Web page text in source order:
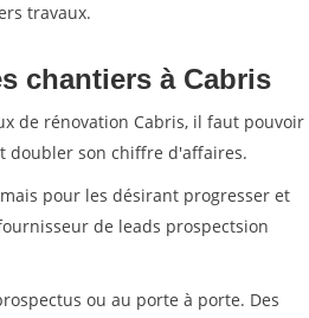
travaux.
chantiers à Cabris
de rénovation Cabris, il faut pouvoir
doubler son chiffre d'affaires.
pour les désirant progresser et
de leads prospectsion
ou au porte à porte. Des